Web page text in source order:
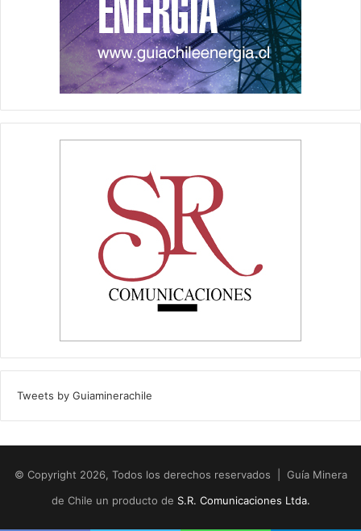
Tweets by Guiaminerachile
© Copyright 2026, Todos los derechos reservados | Guía Minera
de Chile un producto de S.R. Comunicaciones Ltda.